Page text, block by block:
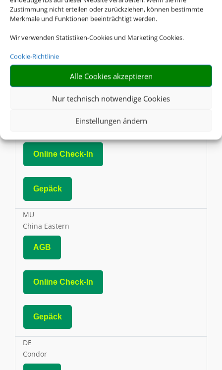
Zustimmung nicht erteilen oder zurückziehen, können bestimmte
Merkmale und Funktionen beeinträchtigt werden.
Wir verwenden Statistiken-Cookies und Marketing Cookies.
Cookie-Richtlinie
Alle Cookies akzeptieren
Nur technisch notwendige Cookies
Einstellungen ändern
Gepäck
CX
Cathay Pacific
Online Check-In
Gepäck
MU
China Eastern
AGB
Online Check-In
Gepäck
DE
Condor